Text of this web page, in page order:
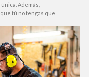
Además,
tú no tengas que